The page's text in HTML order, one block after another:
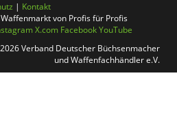
| Kontakt
von Profis für Profis
X.com FacebookYouTube
Verband Deutscher Büchsenmacher
und Waffenfachhändler e.V.